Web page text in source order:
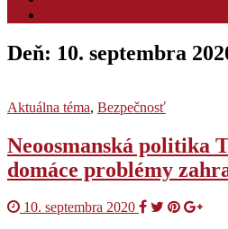
Deň: 10. septembra
Aktuálna téma, Bezpečnosť
Neoosmanská politika
domáce problémy
10. septembra 2020